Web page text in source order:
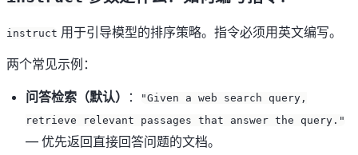
instruct 用于引导模型的排序策略。指令必须用英文编写。
两个常见示例：
问答检索（默认） ：
"Given a web search query,
retrieve relevant passages that answer the query."
— 优先返回直接回答问题的文档。